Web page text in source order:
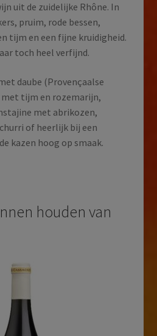
uit de zuidelijke Rhône. In
pruim, rode bessen,
tijm en een fijne kruidigheid.
toch heel verfijnd.
daube (Provençaalse
tijm en rozemarijn,
met abrikozen,
of heerlijk bij een
kazen hoog op smaak.
houden van